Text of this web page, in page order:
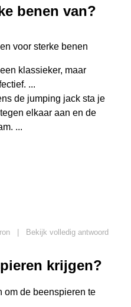
benen van?
voor sterke benen
klassieker, maar
...
de jumping jack sta je
elkaar aan en de
...
Bekijk volledig antwoord
krijgen?
om de beenspieren te